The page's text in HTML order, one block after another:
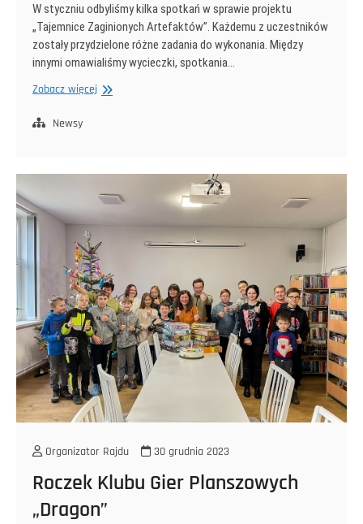
W styczniu odbyliśmy kilka spotkań w sprawie projektu
„Tajemnice Zaginionych Artefaktów”. Każdemu z uczestników
zostały przydzielone różne zadania do wykonania. Między
innymi omawialiśmy wycieczki, spotkania…
Zobacz więcej Pierwsze
ramach
projektu
„Tajemnice
zaginionych
artefaktów”
z
Równać
Szanse
Newsy
Organizator Rajdu 30 grudnia 2023
Roczek Klubu Gier Planszowych
„Dragon”